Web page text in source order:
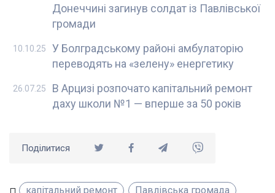
Донеччині загинув солдат із Павлівської
громади
У Болградському районі амбулаторію
переводять на «зелену» енергетику
10.10.25
В Арцизі розпочато капітальний ремонт
даху школи №1 — вперше за 50 років
26.07.25
Поділитися
капітальний ремонт
Павлівська громада